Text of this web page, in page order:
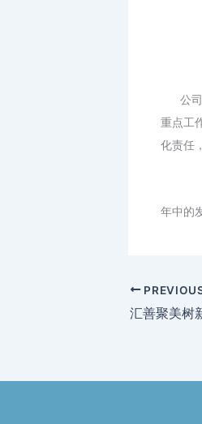
公
重点工
化责任
年中的
汇善聚美树